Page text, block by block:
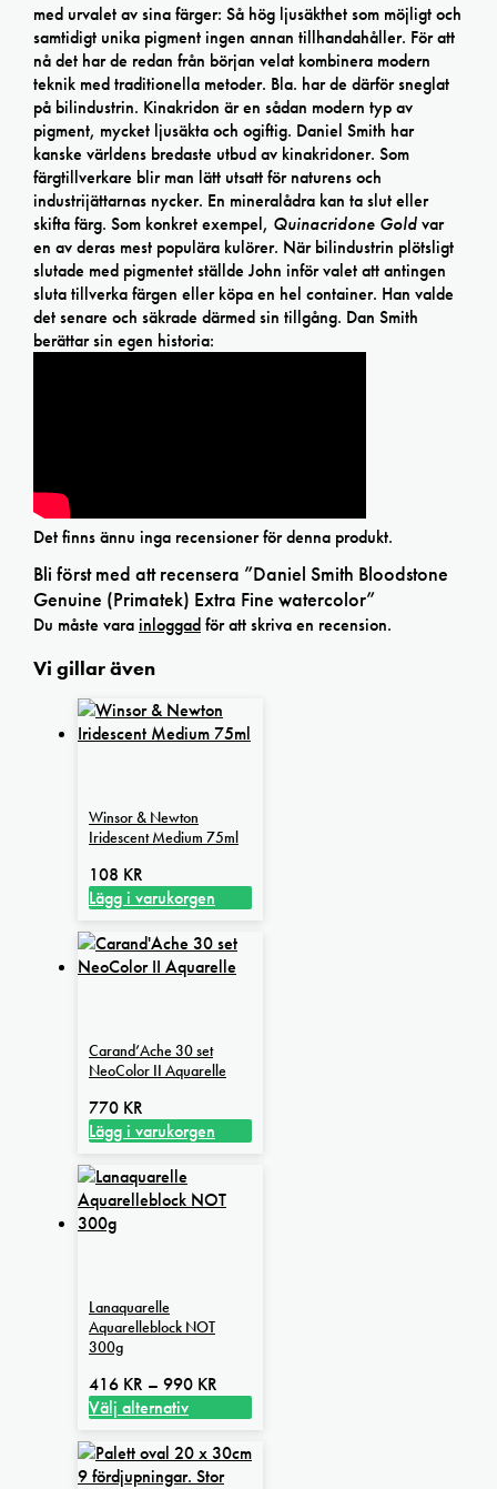
med urvalet av sina färger: Så hög ljusäkthet som möjligt och
samtidigt unika pigment ingen annan tillhandahåller. För att
nå det har de redan från början velat kombinera modern
teknik med traditionella metoder. Bla. har de därför sneglat
på bilindustrin. Kinakridon är en sådan modern typ av
pigment, mycket ljusäkta och ogiftig. Daniel Smith har
kanske världens bredaste utbud av kinakridoner. Som
färgtillverkare blir man lätt utsatt för naturens och
industrijättarnas nycker. En mineralådra kan ta slut eller
skifta färg. Som konkret exempel, Quinacridone Goldvar
en av deras mest populära kulörer. När bilindustrin plötsligt
slutade med pigmentet ställde John inför valet att antingen
sluta tillverka färgen eller köpa en hel container. Han valde
det senare och säkrade därmed sin tillgång. Dan Smith
berättar sin egen historia:
Det finns ännu inga recensioner för denna produkt.
Bli först med att recensera ”Daniel Smith Bloodstone
Genuine (Primatek) Extra Fine watercolor”
Du måste varainloggadför att skriva en recension.
Vi gillar även
Winsor & Newton
Iridescent Medium 75ml
108 KR
Lägg i varukorgen
Carand’Ache 30 set
NeoColor II Aquarelle
770 KR
Lägg i varukorgen
Lanaquarelle
Aquarelleblock NOT
300g
416 KR – 990 KR
990 kr
Välj alternativ
här
produkten